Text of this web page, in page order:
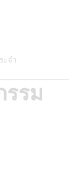
ะจำ
รม